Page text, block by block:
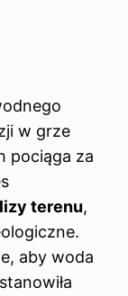
w grze
pociąga za
terenu,
aby woda